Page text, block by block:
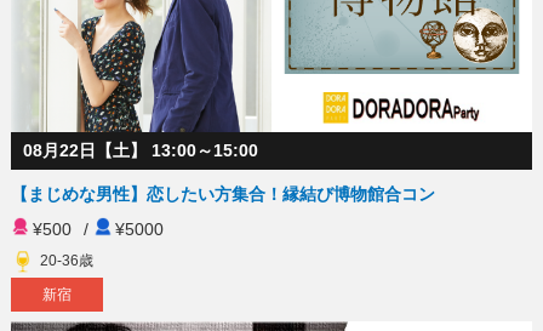
08月22日【土】 13:00～15:00
【まじめな男性】恋したい方集合！縁結び博物館合コン
¥500
/ ¥5000
20-36歳
新宿